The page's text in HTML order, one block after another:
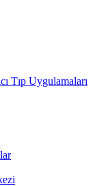
Tıp Uygulamaları